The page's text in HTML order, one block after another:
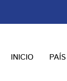
INICIO PAÍS